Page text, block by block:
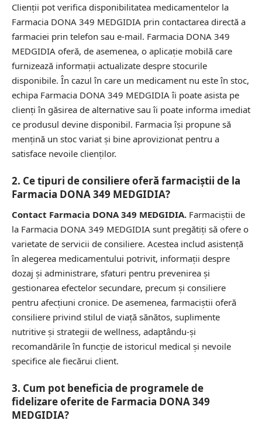
Clienții pot verifica disponibilitatea medicamentelor la
Farmacia DONA 349 MEDGIDIA prin contactarea directă a
farmaciei prin telefon sau e-mail. Farmacia DONA 349
MEDGIDIA oferă, de asemenea, o aplicație mobilă care
furnizează informații actualizate despre stocurile
disponibile. În cazul în care un medicament nu este în stoc,
echipa Farmacia DONA 349 MEDGIDIA îi poate asista pe
clienți în găsirea de alternative sau îi poate informa imediat
ce produsul devine disponibil. Farmacia își propune să
mențină un stoc variat și bine aprovizionat pentru a
satisface nevoile clienților.
2. Ce tipuri de consiliere oferă farmaciștii de la
Farmacia DONA 349 MEDGIDIA?
Contact Farmacia DONA 349 MEDGIDIA. Farmaciștii de
la Farmacia DONA 349 MEDGIDIA sunt pregătiți să ofere o
varietate de servicii de consiliere. Acestea includ asistență
în alegerea medicamentului potrivit, informații despre
dozaj și administrare, sfaturi pentru prevenirea și
gestionarea efectelor secundare, precum și consiliere
pentru afecțiuni cronice. De asemenea, farmaciștii oferă
consiliere privind stilul de viață sănătos, suplimente
nutritive și strategii de wellness, adaptându-și
recomandările în funcție de istoricul medical și nevoile
specifice ale fiecărui client.
3. Cum pot beneficia de programele de
fidelizare oferite de Farmacia DONA 349
MEDGIDIA?